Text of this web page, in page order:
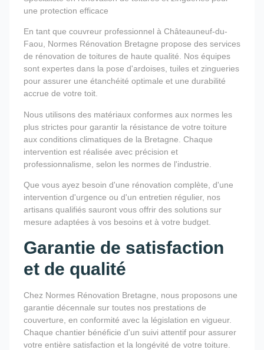
une protection efficace
En tant que couvreur professionnel à Châteauneuf-du-
Faou, Normes Rénovation Bretagne propose des services
de rénovation de toitures de haute qualité. Nos équipes
sont expertes dans la pose d'ardoises, tuiles et zingueries
pour assurer une étanchéité optimale et une durabilité
accrue de votre toit.
Nous utilisons des matériaux conformes aux normes les
plus strictes pour garantir la résistance de votre toiture
aux conditions climatiques de la Bretagne. Chaque
intervention est réalisée avec précision et
professionnalisme, selon les normes de l'industrie.
Que vous ayez besoin d'une rénovation complète, d'une
intervention d'urgence ou d'un entretien régulier, nos
artisans qualifiés sauront vous offrir des solutions sur
mesure adaptées à vos besoins et à votre budget.
Garantie de satisfaction
et de qualité
Chez Normes Rénovation Bretagne, nous proposons une
garantie décennale sur toutes nos prestations de
couverture, en conformité avec la législation en vigueur.
Chaque chantier bénéficie d'un suivi attentif pour assurer
votre entière satisfaction et la longévité de votre toiture.